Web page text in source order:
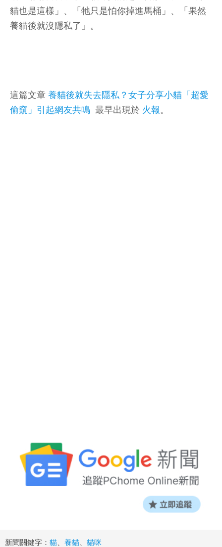
貓也是這樣」、「牠只是怕你掉進馬桶」、「果然
養貓後就沒隱私了」。
這篇文章 養貓後就失去隱私？女子分享小貓「超愛
偷窺」引起網友共鳴 最早出現於 火報 。
新聞關鍵字： 貓 養貓 貓咪